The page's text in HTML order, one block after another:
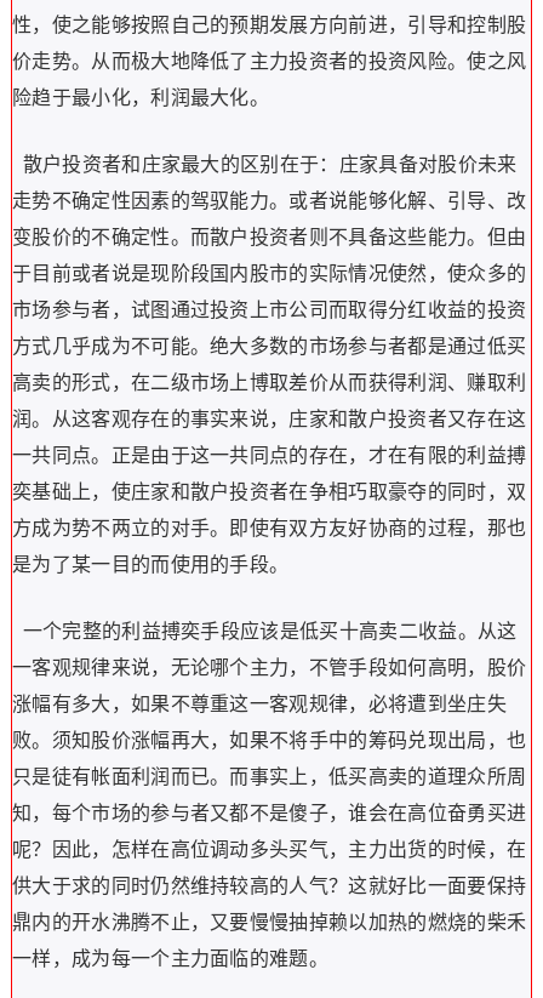
性，使之能够按照自己的预期发展方向前进，引导和控制股
价走势。从而极大地降低了主力投资者的投资风险。使之风
险趋于最小化，利润最大化。
散户投资者和庄家最大的区别在于：庄家具备对股价未来
走势不确定性因素的驾驭能力。或者说能够化解、引导、改
变股价的不确定性。而散户投资者则不具备这些能力。但由
于目前或者说是现阶段国内股市的实际情况使然，使众多的
市场参与者，试图通过投资上市公司而取得分红收益的投资
方式几乎成为不可能。绝大多数的市场参与者都是通过低买
高卖的形式，在二级市场上博取差价从而获得利润、赚取利
润。从这客观存在的事实来说，庄家和散户投资者又存在这
一共同点。正是由于这一共同点的存在，才在有限的利益搏
奕基础上，使庄家和散户投资者在争相巧取豪夺的同时，双
方成为势不两立的对手。即使有双方友好协商的过程，那也
是为了某一目的而使用的手段。
一个完整的利益搏奕手段应该是低买十高卖二收益。从这
一客观规律来说，无论哪个主力，不管手段如何高明，股价
涨幅有多大，如果不尊重这一客观规律，必将遭到坐庄失
败。须知股价涨幅再大，如果不将手中的筹码兑现出局，也
只是徒有帐面利润而已。而事实上，低买高卖的道理众所周
知，每个市场的参与者又都不是傻子，谁会在高位奋勇买进
呢？因此，怎样在高位调动多头买气，主力出货的时候，在
供大于求的同时仍然维持较高的人气？这就好比一面要保持
鼎内的开水沸腾不止，又要慢慢抽掉赖以加热的燃烧的柴禾
一样，成为每一个主力面临的难题。